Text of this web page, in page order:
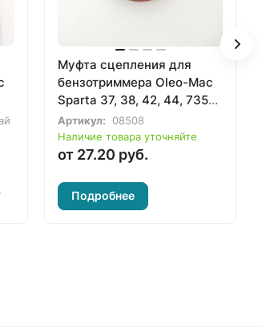
Муфта сцепления для
бензотриммера Oleo-Mac
Sparta 37, 38, 42, 44, 735T,
740T, 741, 746T
Артикул:
08508
Наличие товара уточняйте
от 27.20 руб.
Подробнее